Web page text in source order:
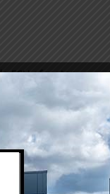
ECU of motor:
een compleet